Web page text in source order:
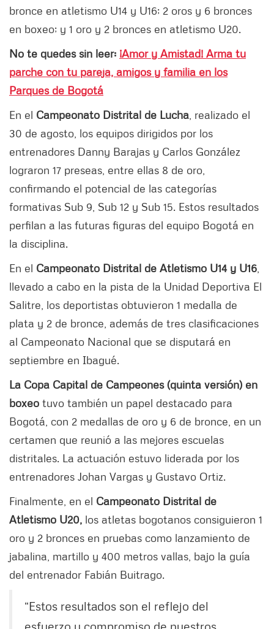
bronce en atletismo U14 y U16; 2 oros y 6 bronces
en boxeo; y 1 oro y 2 bronces en atletismo U20.
No te quedes sin leer: ¡Amor y Amistad! Arma tu
parche con tu pareja, amigos y familia en los
Parques de Bogotá
En el Campeonato Distrital de Lucha , realizado el
30 de agosto, los equipos dirigidos por los
entrenadores Danny Barajas y Carlos González
lograron 17 preseas, entre ellas 8 de oro,
confirmando el potencial de las categorías
formativas Sub 9, Sub 12 y Sub 15. Estos resultados
perfilan a las futuras figuras del equipo Bogotá en
la disciplina.
En el Campeonato Distrital de Atletismo U14 y U16
llevado a cabo en la pista de la Unidad Deportiva El
Salitre, los deportistas obtuvieron 1 medalla de
plata y 2 de bronce, además de tres clasificaciones
al Campeonato Nacional que se disputará en
septiembre en Ibagué.
La Copa Capital de Campeones (quinta versión) en
boxeo tuvo también un papel destacado para
Bogotá, con 2 medallas de oro y 6 de bronce, en un
certamen que reunió a las mejores escuelas
distritales. La actuación estuvo liderada por los
entrenadores Johan Vargas y Gustavo Ortiz.
Finalmente, en el Campeonato Distrital de
Atletismo U20, los atletas bogotanos consiguieron 1
oro y 2 bronces en pruebas como lanzamiento de
jabalina, martillo y 400 metros vallas, bajo la guía
del entrenador Fabián Buitrago.
“Estos resultados son el reflejo del
esfuerzo y compromiso de nuestros